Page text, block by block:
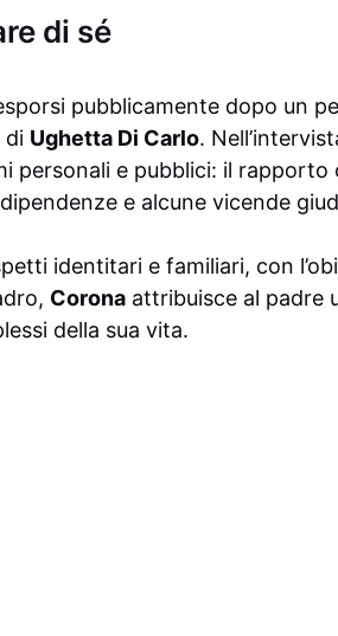
di sé
pubblicamente dopo un
di Ughetta Di Carlo.
e pubblici: il rapporto
e alcune vicende
identitari e familiari, con
Corona attribuisce al padre
della sua vita.